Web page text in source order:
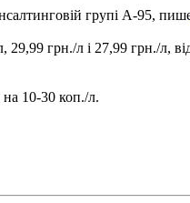
групі А-95,
грн./л і 27,99 грн./л,
10-30 коп./л.